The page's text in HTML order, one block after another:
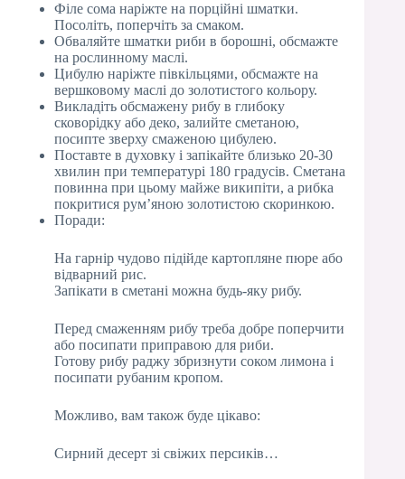
Філе сома наріжте на порційні шматки.
Посоліть, поперчіть за смаком.
Обваляйте шматки риби в борошні, обсмажте
на рослинному маслі.
Цибулю наріжте півкільцями, обсмажте на
вершковому маслі до золотистого кольору.
Викладіть обсмажену рибу в глибоку
сковорідку або деко, залийте сметаною,
посипте зверху смаженою цибулею.
Поставте в духовку і запікайте близько 20-30
хвилин при температурі 180 градусів. Сметана
повинна при цьому майже википіти, а рибка
покритися рум’яною золотистою скоринкою.
Поради:
На гарнір чудово підійде картопляне пюре або
відварний рис.
Запікати в сметані можна будь-яку рибу.
Перед смаженням рибу треба добре поперчити
або посипати приправою для риби.
Готову рибу раджу збризнути соком лимона і
посипати рубаним кропом.
Можливо, вам також буде цікаво:
Сирний десерт зі свіжих персиків…